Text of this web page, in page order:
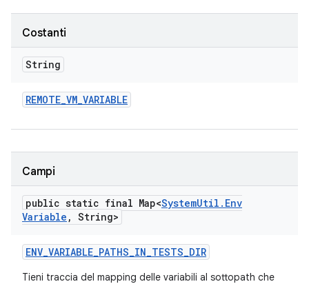
Costanti
String
REMOTE_VM_VARIABLE
Campi
public static final Map<SystemUtil . Env
Variable , String>
ENV_VARIABLE_PATHS_IN_TESTS_DIR
Tieni traccia del mapping delle variabili al sottopath che